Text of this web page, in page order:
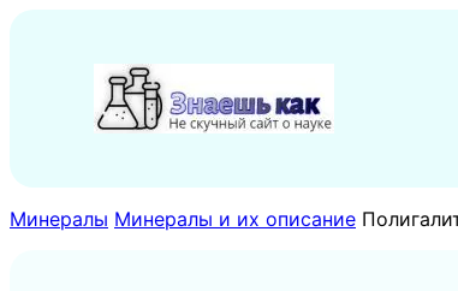
содержимому
Минералы Минералы и их описание